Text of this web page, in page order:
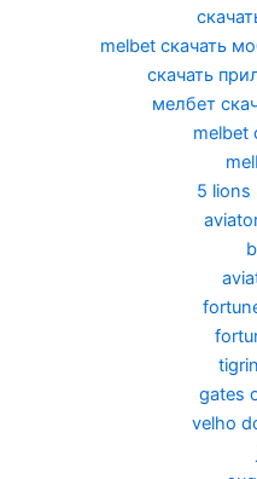
melbet скачать
скачать
мелбет
melbet
5 lions
gates
velho